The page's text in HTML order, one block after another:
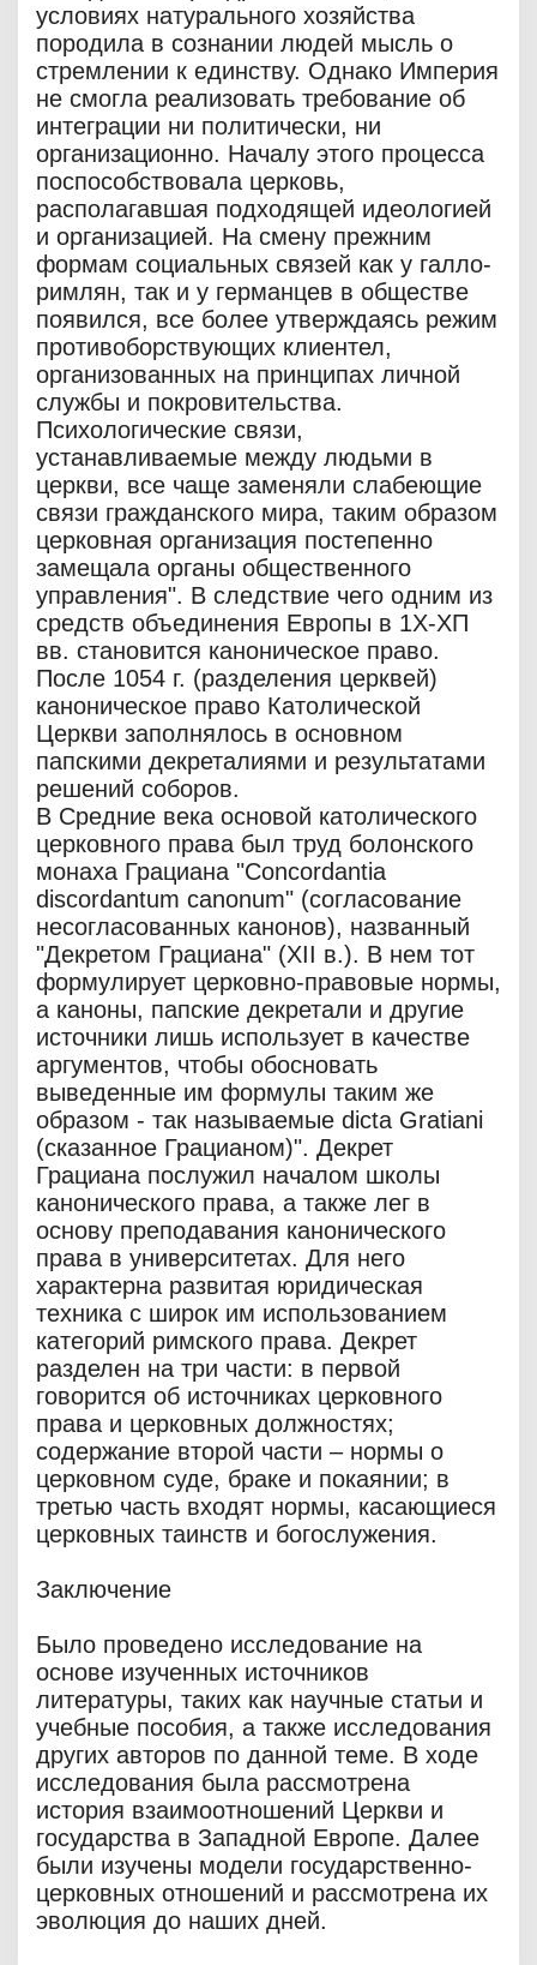
условиях натурального хозяйства
породила в сознании людей мысль о
стремлении к единству. Однако Империя
не смогла реализовать требование об
интеграции ни политически, ни
организационно. Началу этого процесса
поспособствовала церковь,
располагавшая подходящей идеологией
и организацией. На смену прежним
формам социальных связей как у галло-
римлян, так и у германцев в обществе
появился, все более утверждаясь режим
противоборствующих клиентел,
организованных на принципах личной
службы и покровительства.
Психологические связи,
устанавливаемые между людьми в
церкви, все чаще заменяли слабеющие
связи гражданского мира, таким образом
церковная организация постепенно
замещала органы общественного
управления". В следствие чего одним из
средств объединения Европы в 1Х-ХП
вв. становится каноническое право.
После 1054 г. (разделения церквей)
каноническое право Католической
Церкви заполнялось в основном
папскими декреталиями и результатами
решений соборов.
В Средние века основой католического
церковного права был труд болонского
монаха Грациана "Concordantia
discordantum canonum" (согласование
несогласованных канонов), названный
"Декретом Грациана" (XII в.). В нем тот
формулирует церковно-правовые нормы,
а каноны, папские декретали и другие
источники лишь использует в качестве
аргументов, чтобы обосновать
выведенные им формулы таким же
образом - так называемые dicta Gratiani
(сказанное Грацианом)". Декрет
Грациана послужил началом школы
канонического права, а также лег в
основу преподавания канонического
права в университетах. Для него
характерна развитая юридическая
техника с широк им использованием
категорий римского права. Декрет
разделен на три части: в первой
говорится об источниках церковного
права и церковных должностях;
содержание второй части – нормы о
церковном суде, браке и покаянии; в
третью часть входят нормы, касающиеся
церковных таинств и богослужения.
Заключение
Было проведено исследование на
основе изученных источников
литературы, таких как научные статьи и
учебные пособия, а также исследования
других авторов по данной теме. В ходе
исследования была рассмотрена
история взаимоотношений Церкви и
государства в Западной Европе. Далее
были изучены модели государственно-
церковных отношений и рассмотрена их
эволюция до наших дней.